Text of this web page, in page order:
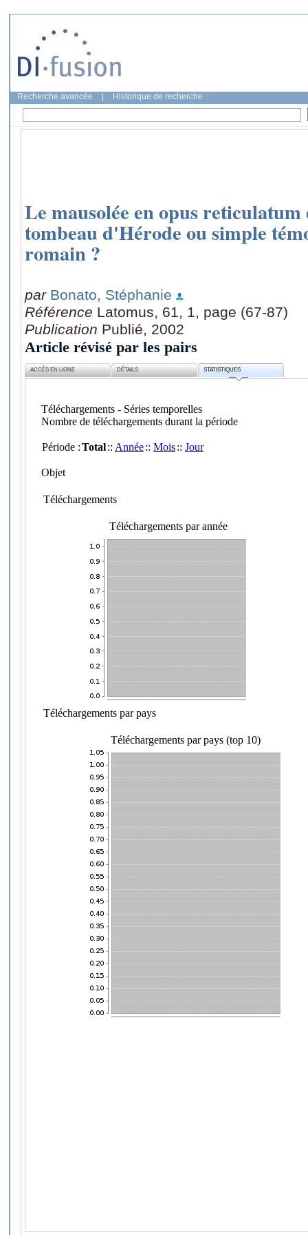
Recherche avancée Historique de recherche
Le mausolée en opus
tombeau d'Hérode ou simple
romain ?
par Bonato, Stéphanie
Référence Latomus, 61, 1, page (67-87)
Publication Publié, 2002
Article révisé par les pairs
ACCÈS EN LIGNE DÉTAILS STATISTIQUES